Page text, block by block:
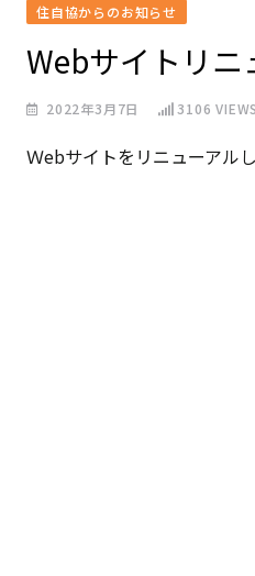
住自協からのお知らせ
Webサイトリニ
2022年3月7日 3106 VIEWS
Ｗebサイトをリニューアルし